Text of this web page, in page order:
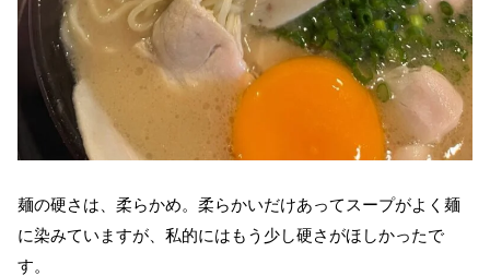
麺の硬さは、柔らかめ。柔らかいだけあってスープがよく麺
に染みていますが、私的にはもう少し硬さがほしかったで
す。